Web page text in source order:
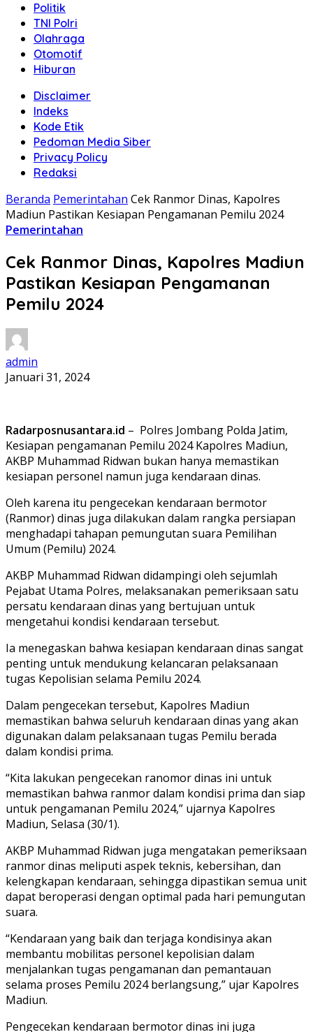
Politik
TNI Polri
Olahraga
Otomotif
Hiburan
Disclaimer
Indeks
Kode Etik
Pedoman Media Siber
Privacy Policy
Redaksi
Beranda Pemerintahan Cek Ranmor Dinas, Kapolres
Madiun Pastikan Kesiapan Pengamanan Pemilu 2024
Pemerintahan
Cek Ranmor Dinas, Kapolres Madiun
Pastikan Kesiapan Pengamanan
Pemilu 2024
admin
Januari 31, 2024
Radarposnusantara.id – Polres Jombang Polda Jatim,
Kesiapan pengamanan Pemilu 2024 Kapolres Madiun,
AKBP Muhammad Ridwan bukan hanya memastikan
kesiapan personel namun juga kendaraan dinas.
Oleh karena itu pengecekan kendaraan bermotor
(Ranmor) dinas juga dilakukan dalam rangka persiapan
menghadapi tahapan pemungutan suara Pemilihan
Umum (Pemilu) 2024.
AKBP Muhammad Ridwan didampingi oleh sejumlah
Pejabat Utama Polres, melaksanakan pemeriksaan satu
persatu kendaraan dinas yang bertujuan untuk
mengetahui kondisi kendaraan tersebut.
Ia menegaskan bahwa kesiapan kendaraan dinas sangat
penting untuk mendukung kelancaran pelaksanaan
tugas Kepolisian selama Pemilu 2024.
Dalam pengecekan tersebut, Kapolres Madiun
memastikan bahwa seluruh kendaraan dinas yang akan
digunakan dalam pelaksanaan tugas Pemilu berada
dalam kondisi prima.
“Kita lakukan pengecekan ranomor dinas ini untuk
memastikan bahwa ranmor dalam kondisi prima dan siap
untuk pengamanan Pemilu 2024,” ujarnya Kapolres
Madiun, Selasa (30/1).
AKBP Muhammad Ridwan juga mengatakan pemeriksaan
ranmor dinas meliputi aspek teknis, kebersihan, dan
kelengkapan kendaraan, sehingga dipastikan semua unit
dapat beroperasi dengan optimal pada hari pemungutan
suara.
“Kendaraan yang baik dan terjaga kondisinya akan
membantu mobilitas personel kepolisian dalam
menjalankan tugas pengamanan dan pemantauan
selama proses Pemilu 2024 berlangsung,” ujar Kapolres
Madiun.
Pengecekan kendaraan bermotor dinas ini juga